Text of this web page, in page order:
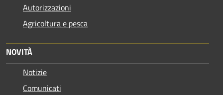
Autorizzazioni
Agricoltura e pesca
NOVITÀ
Notizie
Comunicati